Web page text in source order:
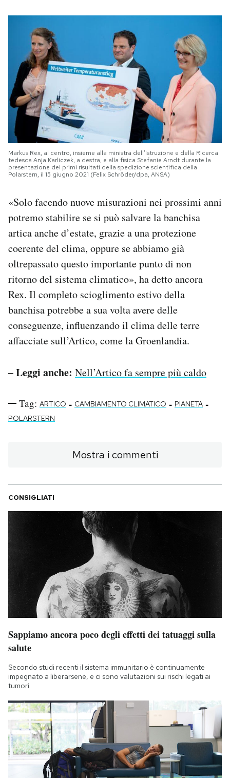
Markus Rex, al centro, insieme alla ministra dell’Istruzione e della Ricerca
tedesca Anja Karliczek, a destra, e alla fisica Stefanie Arndt durante la
presentazione dei primi risultati della spedizione scientifica della
Polarstern, il 15 giugno 2021 (Felix Schröder/dpa, ANSA)
«Solo facendo nuove misurazioni nei prossimi anni
potremo stabilire se si può salvare la banchisa
artica anche d’estate, grazie a una protezione
coerente del clima, oppure se abbiamo già
oltrepassato questo importante punto di non
ritorno del sistema climatico», ha detto ancora
Rex. Il completo scioglimento estivo della
banchisa potrebbe a sua volta avere delle
conseguenze, influenzando il clima delle terre
affacciate sull’Artico, come la Groenlandia.
– Leggi anche: Nell’Artico fa sempre più caldo
Tag: ARTICO - CAMBIAMENTO CLIMATICO - PIANETA -
POLARSTERN
Mostra i commenti
CONSIGLIATI
Sappiamo ancora poco degli effetti dei tatuaggi sulla
salute
Secondo studi recenti il sistema immunitario è continuamente
impegnato a liberarsene, e ci sono valutazioni sui rischi legati ai
tumori